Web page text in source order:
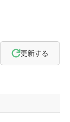
更新する